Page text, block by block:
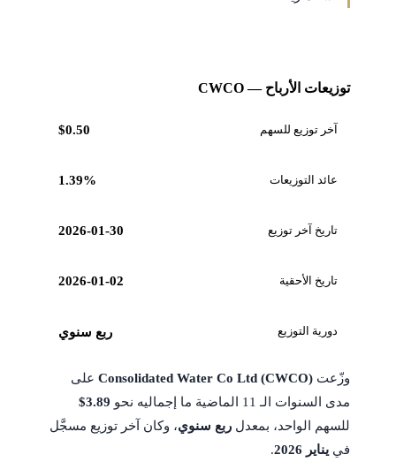
توزيعات الأرباح — CWCO
آخر توزيع للسهم $0.50
عائد التوزيعات 1.39%
تاريخ آخر توزيع 2026-01-30
تاريخ الأحقية 2026-01-02
دورية التوزيع ربع سنوي
وزّعت Consolidated Water Co Ltd (CWCO)على
مدى السنوات الـ 11 الماضية ما إجماليه نحو
$3.89
للسهم الواحد، بمعدل ربع سنوي، وكان آخر توزيع مسجَّل
في يناير 2026 .